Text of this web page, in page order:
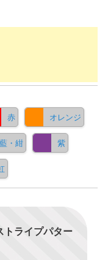
赤 オレンジ
藍・紺 紫
トライプパター